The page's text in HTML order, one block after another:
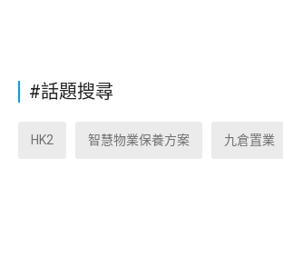
#話題搜尋
HK2 智慧物業保養方案 九倉置業